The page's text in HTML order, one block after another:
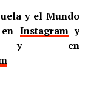
y el Mundo
Instagramy
en